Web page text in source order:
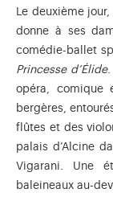
Le deuxième
donne à ses
comédie-ballet
Princesse d’Élide.
opéra, comique
bergères,
flûtes et des
palais d’Alcine
Vigarani. Une
baleineaux au-